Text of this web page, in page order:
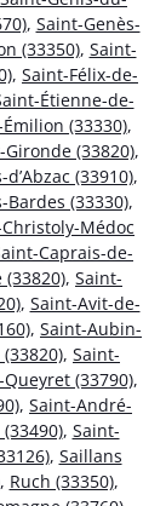
, Saint-Genès-
(33350), Saint-
, Saint-Félix-de-
Étienne-de-
(33330),
(33820),
(33910),
(33330),
Médoc
Caprais-de-
, Saint-
, Saint-Avit-de-
, Saint-Aubin-
, Saint-
(33790),
, Saint-André-
, Saint-
, Saillans
, Ruch (33350),